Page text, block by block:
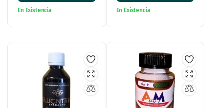
En Existencia En Existencia